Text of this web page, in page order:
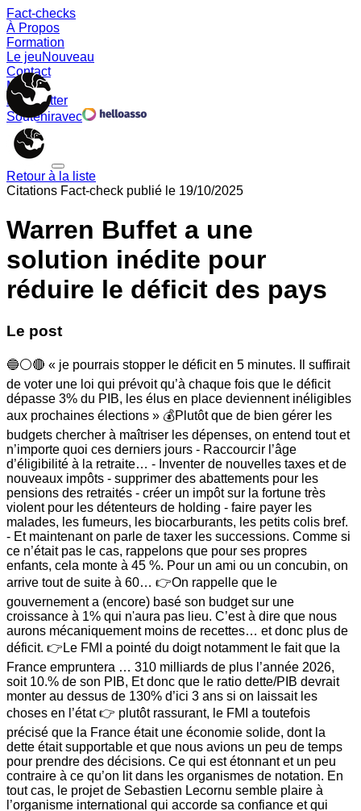
Fact-checks
À Propos
Formation
Le jeuNouveau
Contact
Memes
Newsletter
Souteniravec
Retour à la liste
Citations Fact-check publié le 19/10/2025
Warren Buffet a une
solution inédite pour
réduire le déficit des pays
Le post
🔵⚪🔴 « je pourrais stopper le déficit en 5 minutes. Il suffirait
de voter une loi qui prévoit qu’à chaque fois que le déficit
dépasse 3% du PIB, les élus en place deviennent inéligibles
aux prochaines élections » 💰Plutôt que de bien gérer les
budgets chercher à maîtriser les dépenses, on entend tout et
n’importe quoi ces derniers jours - Raccourcir l’âge
d’éligibilité à la retraite… - Inventer de nouvelles taxes et de
nouveaux impôts - supprimer des abattements pour les
pensions des retraités - créer un impôt sur la fortune très
violent pour les détenteurs de holding - faire payer les
malades, les fumeurs, les biocarburants, les petits colis bref.
- Et maintenant on parle de taxer les successions. Comme si
ce n’était pas le cas, rappelons que pour ses propres
enfants, cela monte à 45 %. Pour un ami ou un concubin, on
arrive tout de suite à 60… 👉On rappelle que le
gouvernement a (encore) basé son budget sur une
croissance à 1% qui n'aura pas lieu. C’est à dire que nous
aurons mécaniquement moins de recettes… et donc plus de
déficit. 👉Le FMI a pointé du doigt notamment le fait que la
France empruntera … 310 milliards de plus l’année 2026,
soit 10.% de son PIB, Et donc que le ratio dette/PIB devrait
monter au dessus de 130% d’ici 3 ans si on laissait les
choses en l’état 👉 plutôt rassurant, le FMI a toutefois
précisé que la France était une économie solide, dont la
dette était supportable et que nous avions un peu de temps
pour prendre des décisions. Ce qui est étonnant et un peu
contraire à ce qu’on lit dans les organismes de notation. En
tout cas, le projet de Sebastien Lecornu semble plaire à
l’organisme international qui accorde sa confiance et qui